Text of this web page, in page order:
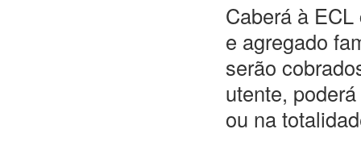
Caberá à
e agregado
serão
utente,
ou na